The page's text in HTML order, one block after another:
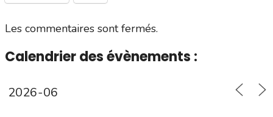
Les commentaires sont fermés.
Calendrier des évènements :